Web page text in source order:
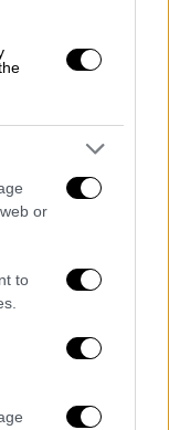
or
to
με
υπό τις